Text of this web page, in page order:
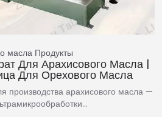
масла Продукты
Для Арахисового Масла |
Для Орехового Масла
производства арахисового масла —